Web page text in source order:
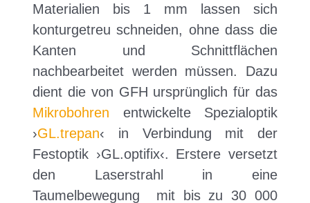
Materialien bis 1 mm lassen sich
konturgetreu schneiden, ohne dass die
Kanten und Schnittflächen
nachbearbeitet werden müssen. Dazu
dient die von GFH ursprünglich für das
Mikrobohren entwickelte Spezialoptik
›GL.trepan‹ in Verbindung mit der
Festoptik ›GL.optifix‹. Erstere versetzt
den Laserstrahl in eine
Taumelbewegung mit bis zu 30 000